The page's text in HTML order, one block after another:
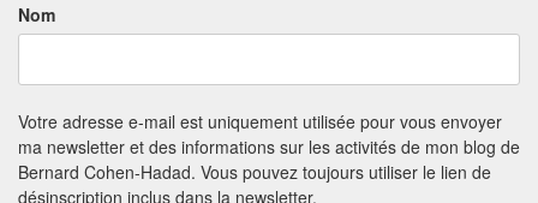
Nom
Votre adresse e-mail est uniquement utilisée pour vous envoyer
ma newsletter et des informations sur les activités de mon blog de
Bernard Cohen-Hadad. Vous pouvez toujours utiliser le lien de
désinscription inclus dans la newsletter.